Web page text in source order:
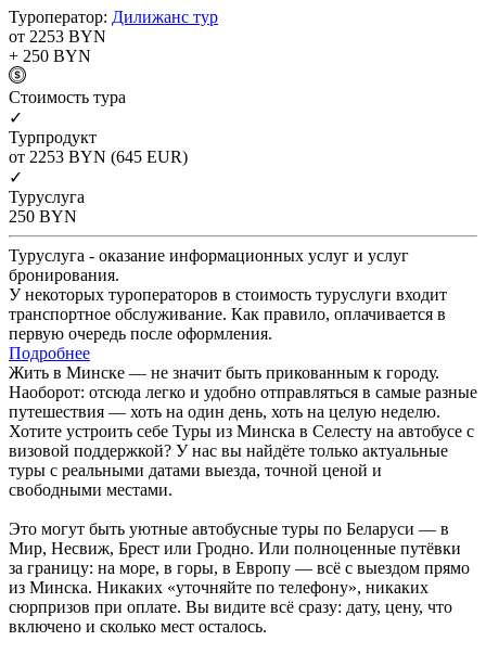
Туроператор: Дилижанс тур
от 2253 BYN
+ 250 BYN
Cтоимость тура
✓
Турпродукт
от 2253 BYN (645 EUR)
✓
Туруслуга
250 BYN
Туруслуга - оказание информационных услуг и услуг
бронирования.
У некоторых туроператоров в стоимость туруслуги входит
транспортное обслуживание. Как правило, оплачивается в
первую очередь после оформления.
Подробнее
Жить в Минске — не значит быть прикованным к городу.
Наоборот: отсюда легко и удобно отправляться в самые разные
путешествия — хоть на один день, хоть на целую неделю.
Хотите устроить себе Туры из Минска в Селесту на автобусе с
визовой поддержкой? У нас вы найдёте только актуальные
туры с реальными датами выезда, точной ценой и
свободными местами.
Это могут быть уютные автобусные туры по Беларуси — в
Мир, Несвиж, Брест или Гродно. Или полноценные путёвки
за границу: на море, в горы, в Европу — всё с выездом прямо
из Минска. Никаких «уточняйте по телефону», никаких
сюрпризов при оплате. Вы видите всё сразу: дату, цену, что
включено и сколько мест осталось.